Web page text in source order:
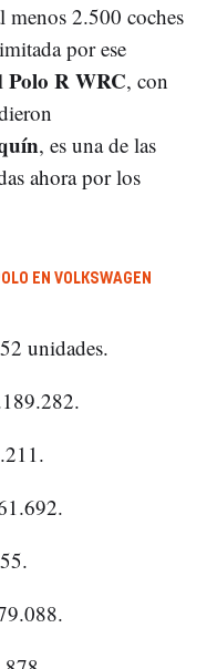
menos 2.500 coches
por ese
Polo R WRC, con
, es una de las
ahora por los
EN VOLKSWAGEN
unidades.